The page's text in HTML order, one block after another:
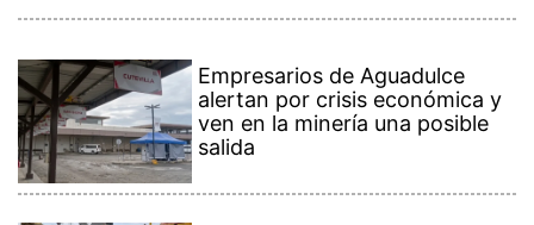
Empresarios de Aguadulce
alertan por crisis económica y
ven en la minería una posible
salida